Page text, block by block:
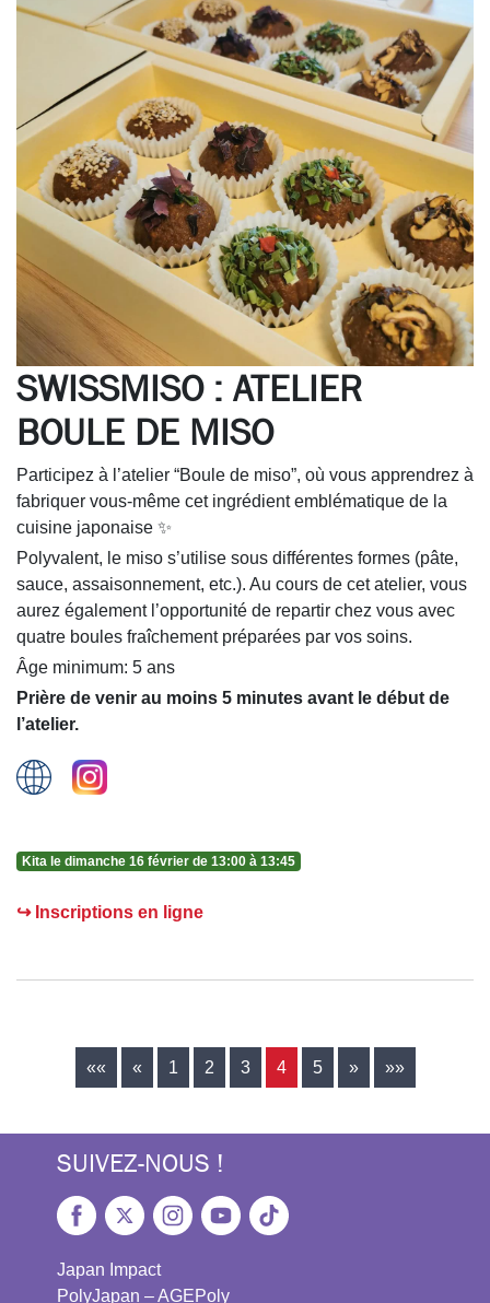
SWISSMISO : ATELIER
BOULE DE MISO
Participez à l’atelier “Boule de miso”, où vous apprendrez à
fabriquer vous-même cet ingrédient emblématique de la
cuisine japonaise ✨
Polyvalent, le miso s’utilise sous différentes formes (pâte,
sauce, assaisonnement, etc.). Au cours de cet atelier, vous
aurez également l’opportunité de repartir chez vous avec
quatre boules fraîchement préparées par vos soins.
Âge minimum: 5 ans
Prière de venir au moins 5 minutes avant le début de
l’atelier.
Kita le dimanche 16 février de 13:00 à 13:45
↪ Inscriptions en ligne
«« « 1 2 3 4 5 » »»
SUIVEZ-NOUS !
Japan Impact
PolyJapan – AGEPoly